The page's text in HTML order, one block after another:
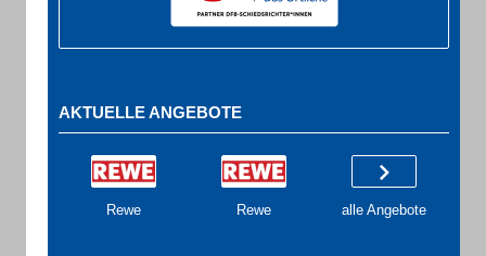
AKTUELLE ANGEBOTE
Rewe Rewe alle Angebote